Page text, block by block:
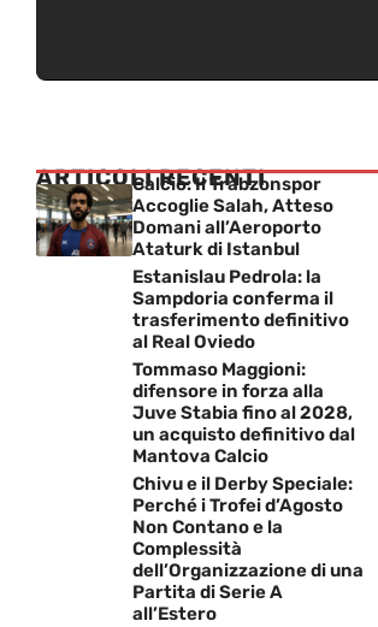
ARTICOLI RECENTI
Calcio: Il Trabzonspor
Accoglie Salah, Atteso
Domani all’Aeroporto
Ataturk di Istanbul
Estanislau Pedrola: la
Sampdoria conferma il
trasferimento definitivo
al Real Oviedo
Tommaso Maggioni:
difensore in forza alla
Juve Stabia fino al 2028,
un acquisto definitivo dal
Mantova Calcio
Chivu e il Derby Speciale:
Perché i Trofei d’Agosto
Non Contano e la
Complessità
dell’Organizzazione di una
Partita di Serie A
all’Estero